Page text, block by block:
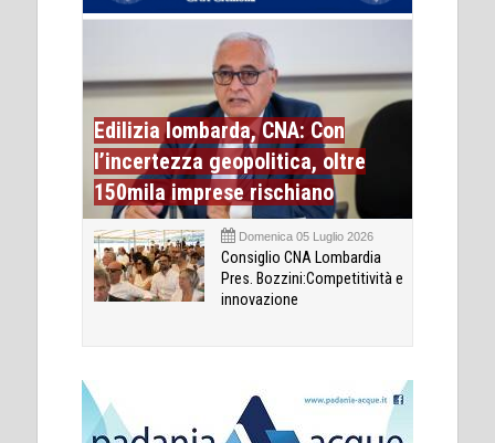
Edilizia lombarda, CNA: Con
l’incertezza geopolitica, oltre
150mila imprese rischiano
Domenica 05 Luglio 2026
Consiglio CNA Lombardia
Pres. Bozzini:Competitività e
innovazione